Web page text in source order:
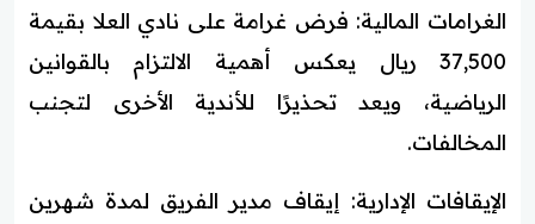
الغرامات المالية: فرض غرامة على نادي العلا بقيمة
37,500 ريال يعكس أهمية الالتزام بالقوانين
الرياضية، ويعد تحذيرًا للأندية الأخرى لتجنب
المخالفات.
الإيقافات الإدارية: إيقاف مدير الفريق لمدة شهرين